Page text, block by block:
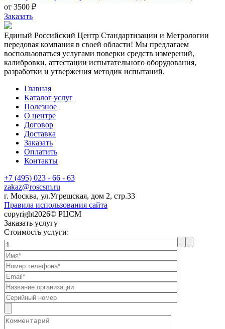
от 3500 ₽
Заказать
Единый Российский Центр Стандартизации и Метрологии
передовая компания в своей области! Мы предлагаем
воспользоваться услугами поверки средств измерений,
калибровки, аттестации испытательного оборудования,
разработки и утвержения методик испытаний.
Главная
Каталог услуг
Полезное
О центре
Договор
Доставка
Заказать
Оплатить
Контакты
+7 (495) 023 - 66 - 63
zakaz@roscsm.ru
г. Москва, ул.Угрешская, дом 2, стр.33
Правила использования сайта
copyright2026© РЦСМ
Заказать услугу
Стоимость услуги: